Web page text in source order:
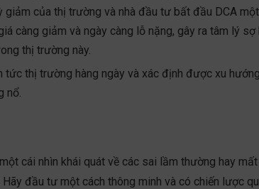
giảm của thị trường và nhà đầu tư bất đầu DCA
càng giảm và ngày càng lỗ nặng, gây ra tâm lý
thị trường này.
tức thị trường hàng ngày và xác định được xu
nổ.
cái nhìn khái quát về các sai lầm thường hay
đầu tư một cách thông minh và có chiến lược